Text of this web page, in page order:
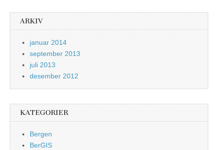
ARKIV
januar 2014
september 2013
juli 2013
desember 2012
KATEGORIER
Bergen
BerGIS